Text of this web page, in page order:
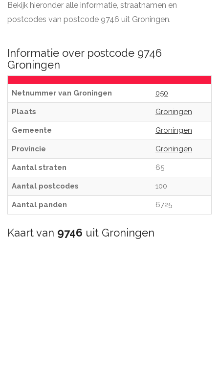
Bekijk hieronder alle informatie, straatnamen en
postcodes van postcode 9746 uit Groningen.
Informatie over postcode 9746
Groningen
Netnummer van Groningen 050
Plaats Groningen
Gemeente Groningen
Provincie Groningen
Aantal straten 65
Aantal postcodes 100
Aantal panden 6725
Kaart van 9746 uit Groningen